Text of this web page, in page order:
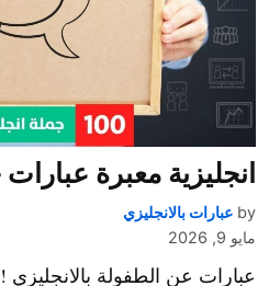
انجليزية معبرة
by عبارات بالانجليزي
مايو 9, 2026